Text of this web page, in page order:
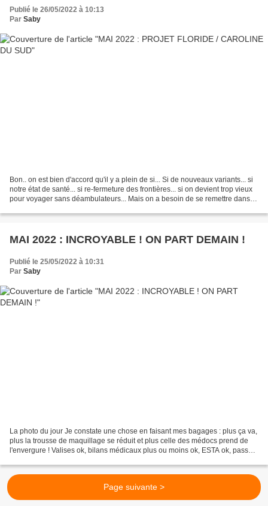
Publié le 26/05/2022 à 10:13
Par Saby
Bon.. on est bien d'accord qu'il y a plein de si... Si de nouveaux variants... si
notre état de santé... si re-fermeture des frontières... si on devient trop vieux
pour voyager sans déambulateurs... Mais on a besoin de se remettre dans
MAI 2022 : INCROYABLE ! ON PART DEMAIN !
Publié le 25/05/2022 à 10:31
Par Saby
La photo du jour Je constate une chose en faisant mes bagages : plus ça va,
plus la trousse de maquillage se réduit et plus celle des médocs prend de
l'envergure ! Valises ok, bilans médicaux plus ou moins ok, ESTA ok, pass
Page suivante >